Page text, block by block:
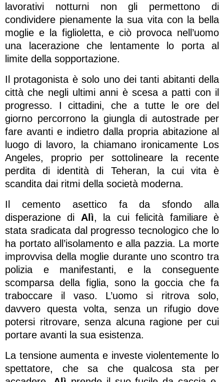
lavorativi notturni non gli permettono di
condividere pienamente la sua vita con la bella
moglie e la figlioletta, e ciò provoca nell’uomo
una lacerazione che lentamente lo porta al
limite della sopportazione.
Il protagonista è solo uno dei tanti abitanti della
città che negli ultimi anni è scesa a patti con il
progresso. I cittadini, che a tutte le ore del
giorno percorrono la giungla di autostrade per
fare avanti e indietro dalla propria abitazione al
luogo di lavoro, la chiamano ironicamente Los
Angeles, proprio per sottolineare la recente
perdita di identità di Teheran, la cui vita è
scandita dai ritmi della società moderna.
Il cemento asettico fa da sfondo alla
disperazione di Alì, la cui felicità familiare è
stata sradicata dal progresso tecnologico che lo
ha portato all’isolamento e alla pazzia. La morte
improvvisa della moglie durante uno scontro tra
polizia e manifestanti, e la conseguente
scomparsa della figlia, sono la goccia che fa
traboccare il vaso. L’uomo si ritrova solo,
davvero questa volta, senza un rifugio dove
potersi ritrovare, senza alcuna ragione per cui
portare avanti la sua esistenza.
La tensione aumenta e investe violentemente lo
spettatore, che sa che qualcosa sta per